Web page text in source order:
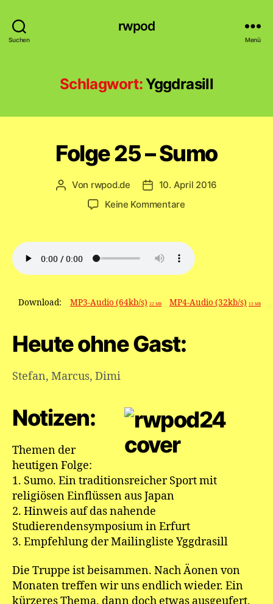
Suchen
rwpod
Menü
Schlagwort:Yggdrasill
Folge 25 – Sumo
Beitragsautor
Von rwpod.de Veröffentlichungsdatum
10. April 2016
Keine Kommentarezu
–
Sumo
Download: MP3-Audio (64kb/s) 22 MB MP4-Audio (32kb/s) 13 MB
Heute ohne Gast:
Stefan, Marcus, Dimi
Notizen:
Themen der
heutigen Folge:
1. Sumo. Ein traditionsreicher Sport mit
religiösen Einflüssen aus Japan
2. Hinweis auf das nahende
Studierendensymposium in Erfurt
3. Empfehlung der Mailingliste Yggdrasill
Die Truppe ist beisammen. Nach Äonen von
Monaten treffen wir uns endlich wieder. Ein